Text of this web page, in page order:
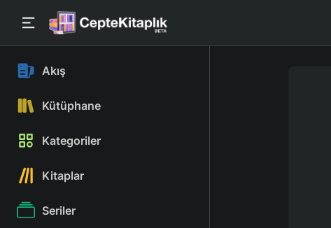
Akış
Kütüphane
Kategoriler
Kitaplar
Seriler